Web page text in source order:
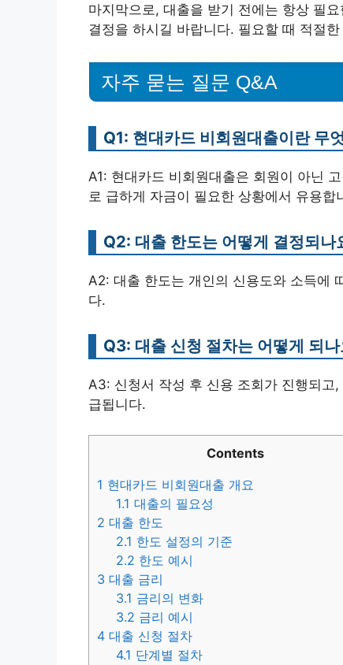
마지막으로, 대출을 받기 전에는 항상 필
결정을 하시길 바랍니다. 필요할 때 적절
자주 묻는 질문 Q&A
Q1: 현대카드 비회원대출이란 무
A1: 현대카드 비회원대출은 회원이 아닌
로 급하게 자금이 필요한 상황에서 유용합
Q2: 대출 한도는 어떻게 결정되나
A2: 대출 한도는 개인의 신용도와 소득에
다.
Q3: 대출 신청 절차는 어떻게 되
A3: 신청서 작성 후 신용 조회가 진행되고
급됩니다.
Contents
1 현대카드 비회원대출 개요
1.1 대출의 필요성
2 대출 한도
2.1 한도 설정의 기준
2.2 한도 예시
3 대출 금리
3.1 금리의 변화
3.2 금리 예시
4 대출 신청 절차
4.1 단계별 절차